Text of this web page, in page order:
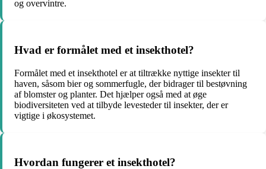
og overvintre.
Hvad er formålet med et insekthotel?
Formålet med et insekthotel er at tiltrække nyttige insekter til
haven, såsom bier og sommerfugle, der bidrager til bestøvning
af blomster og planter. Det hjælper også med at øge
biodiversiteten ved at tilbyde levesteder til insekter, der er
vigtige i økosystemet.
Hvordan fungerer et insekthotel?